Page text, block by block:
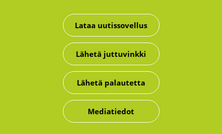
Lataa uutissovellus
Lähetä juttuvinkki
Lähetä palautetta
Mediatiedot